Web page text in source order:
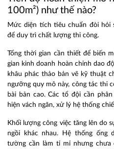
100m²) như thế nào?
Mức diện tích tiêu chuẩn đòi
để duy trì chất lượng thi công.
Tổng thời gian cần thiết để biến
gian kinh doanh hoàn chỉnh dao
khâu phác thảo bản vẽ kỹ thuật
ngưỡng quy mô này, công tác thi
bài bản cao. Các tổ đội cần
hiện vách ngăn, xử lý hệ thống
Khối lượng công việc tăng lên do
ngồi khác nhau. Hệ thống ống
tường cần làm tỉ mỉ nhưng